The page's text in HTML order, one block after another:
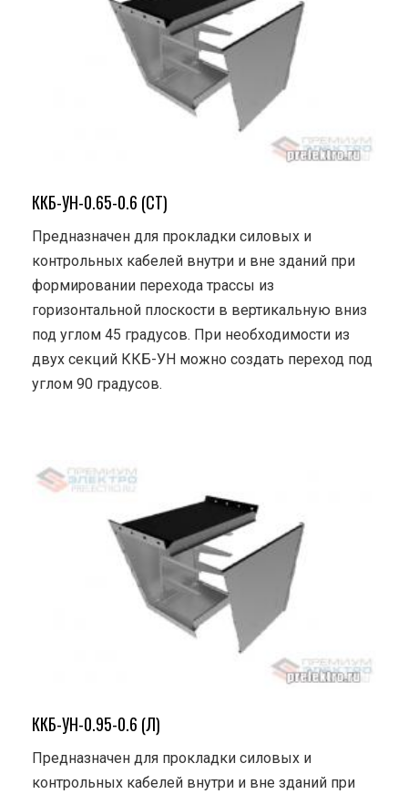
ККБ-УН-0.65-0.6 (СТ)
Предназначен для прокладки силовых и
контрольных кабелей внутри и вне зданий при
формировании перехода трассы из
горизонтальной плоскости в вертикальную вниз
под углом 45 градусов. При необходимости из
двух секций ККБ-УН можно создать переход под
углом 90 градусов.
ККБ-УН-0.95-0.6 (Л)
Предназначен для прокладки силовых и
контрольных кабелей внутри и вне зданий при